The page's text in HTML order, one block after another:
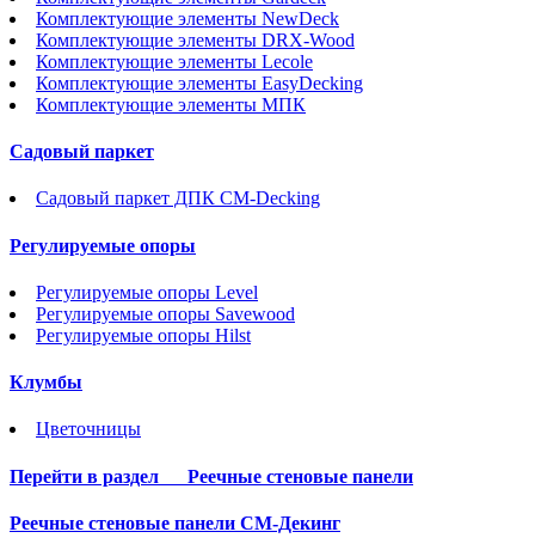
Комплектующие элементы NewDeck
Комплектующие элементы DRX-Wood
Комплектующие элементы Lecole
Комплектующие элементы EasyDecking
Комплектующие элементы МПК
Садовый паркет
Садовый паркет ДПК CM-Decking
Регулируемые опоры
Регулируемые опоры Level
Регулируемые опоры Savewood
Регулируемые опоры Hilst
Клумбы
Цветочницы
Перейти в раздел Реечные стеновые панели
Реечные стеновые панели СМ-Декинг